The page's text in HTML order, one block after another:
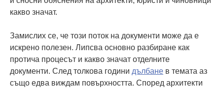
какво значат.
Замислих се, че този поток на документи може да е
искрено полезен. Липсва основно разбиране как
протича процесът и какво значат отделните
документи. След толкова години дълбане в темата аз
също едва виждам повърхността. Според архитекти